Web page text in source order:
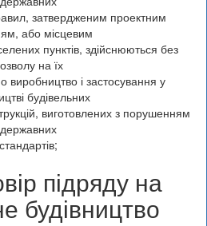
затвердженим проектним
або місцевим
пунктів, здійснюються без
на їх
виробництво і застосування у
будівельних
виготовлених з порушенням
державних
стандартів;
підряду на
будівництво